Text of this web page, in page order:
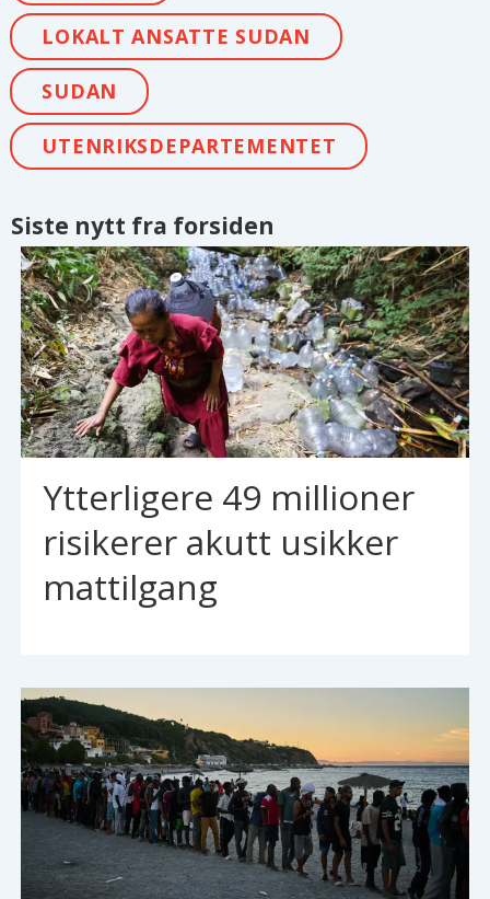
LOKALT ANSATTE SUDAN
SUDAN
UTENRIKSDEPARTEMENTET
Siste nytt fra forsiden
Ytterligere 49 millioner
risikerer akutt usikker
mattilgang